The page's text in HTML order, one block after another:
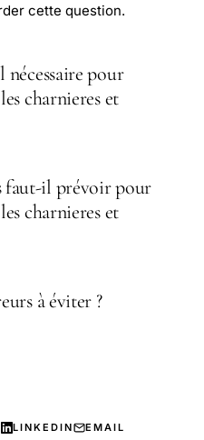
cette question.
pour
charnieres et
faut-il prévoir pour
charnieres et
à éviter ?
LINKEDIN EMAIL